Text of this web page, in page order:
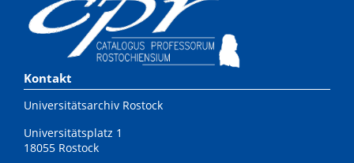
Kontakt
Universitätsarchiv Rostock
Universitätsplatz 1
18055 Rostock